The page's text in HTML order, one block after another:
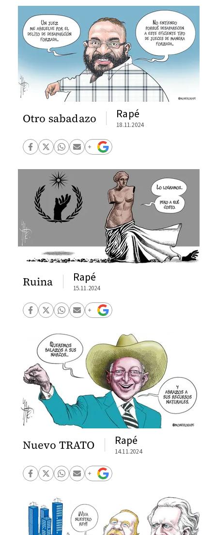
Otro sabadazo Rapé
18.11.2024
Ruina Rapé
15.11.2024
Nuevo TRATO Rapé
14.11.2024